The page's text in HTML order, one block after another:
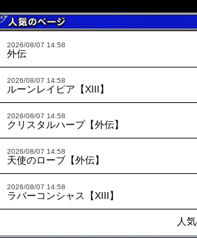
2026/08/07 14:58
外伝
2026/08/07 14:58
ルーンレイピア【XIII】
2026/08/07 14:58
クリスタルハープ【外伝】
2026/08/07 14:58
天使のローブ【外伝】
2026/08/07 14:58
ラバーコンシャス【XIII】
人